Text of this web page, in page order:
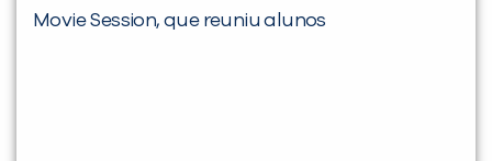
Movie Session, que reuniu alunos